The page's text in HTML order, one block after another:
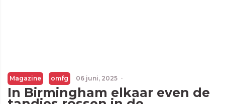
Magazine omfg 06 juni, 2025 ·
In Birmingham elkaar even de